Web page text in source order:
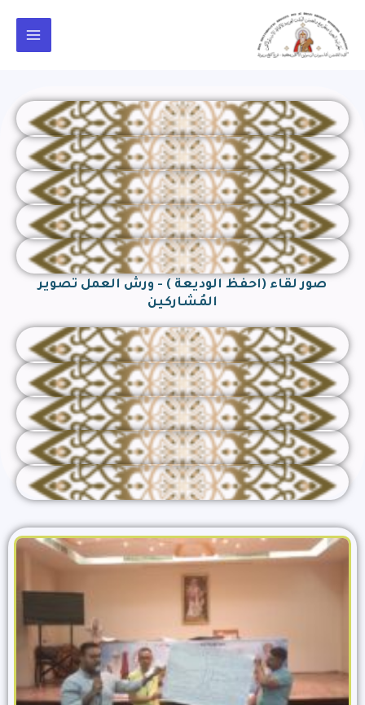
المحتوى
Main
Menu
صور لقاء (احفظ الوديعة ) - ورش العمل تصوير
المُشاركين